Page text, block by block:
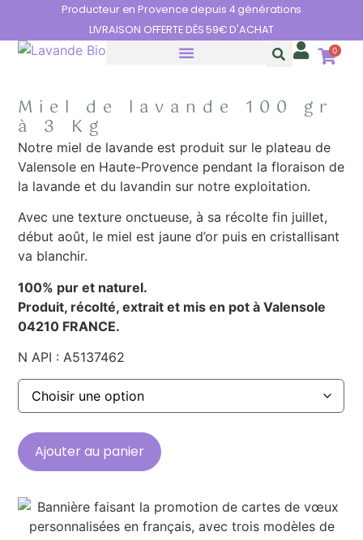
Producteur en Provence depuis 4 générations
LIVRAISON OFFERTE DÈS 59€ D'ACHAT
0
Miel de lavande 100 gr
à 3 Kg
Notre miel de lavande est produit sur le plateau de
Valensole en Haute-Provence pendant la floraison de
la lavande et du lavandin sur notre exploitation.
Avec une texture onctueuse, à sa récolte fin juillet,
début août, le miel est jaune d’or puis en cristallisant
va blanchir.
100% pur et naturel.
Produit, récolté, extrait et mis en pot à Valensole
04210 FRANCE.
N API : A5137462
Ajouter au panier
Panneau de gestion des cookies